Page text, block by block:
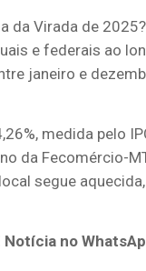
da Virada de
e federais ao
janeiro e
medida pelo
da Fecomércio-
segue
Notícia no